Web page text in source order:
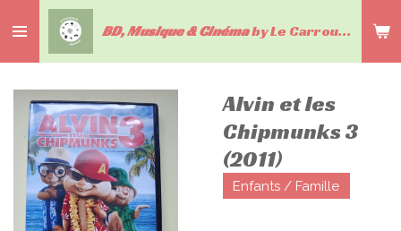
au
contenu
BD, Musique & Cinémaby Le Carrousel du livre
Alvin et les
Chipmunks 3
(2011)
Enfants / Famille